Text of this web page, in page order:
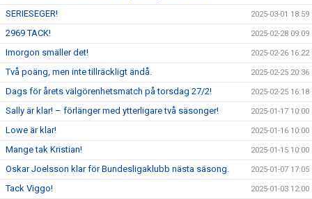
SERIESEGER! 2025-03-01 18:59
2969 TACK! 2025-02-28 09:09
Imorgon smäller det! 2025-02-26 16:22
Två poäng, men inte tillräckligt ändå. 2025-02-25 20:36
Dags för årets välgörenhetsmatch på torsdag 27/2! 2025-02-25 16:18
Sally är klar! – förlänger med ytterligare två säsonger! 2025-01-17 10:00
Lowe är klar! 2025-01-16 10:00
Mange tak Kristian! 2025-01-15 10:00
Oskar Joelsson klar för Bundesligaklubb nästa säsong. 2025-01-07 17:05
Tack Viggo! 2025-01-03 12:00